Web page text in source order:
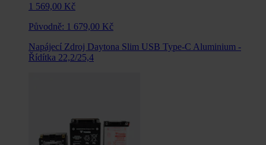
1 569,00 Kč
Původně: 1 679,00 Kč
Napájecí Zdroj Daytona Slim USB Type-C Aluminium -
Řídítka 22,2/25,4